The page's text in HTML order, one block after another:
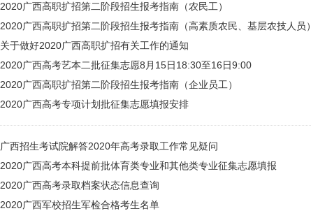
2020广西高职扩招第二阶段招生报考指南（农民工）
2020广西高职扩招第二阶段招生报考指南（高素质农民、基层农技人员）
关于做好2020广西高职扩招有关工作的通知
2020广西高考艺本二批征集志愿8月15日18:30至16日9:00
2020广西高职扩招第二阶段招生报考指南（企业员工）
2020广西高考专项计划批征集志愿填报安排
广西招生考试院解答2020年高考录取工作常见疑问
2020广西高考本科提前批体育类专业和其他类专业征集志愿填报
2020广西高考录取档案状态信息查询
2020广西军校招生军检合格考生名单